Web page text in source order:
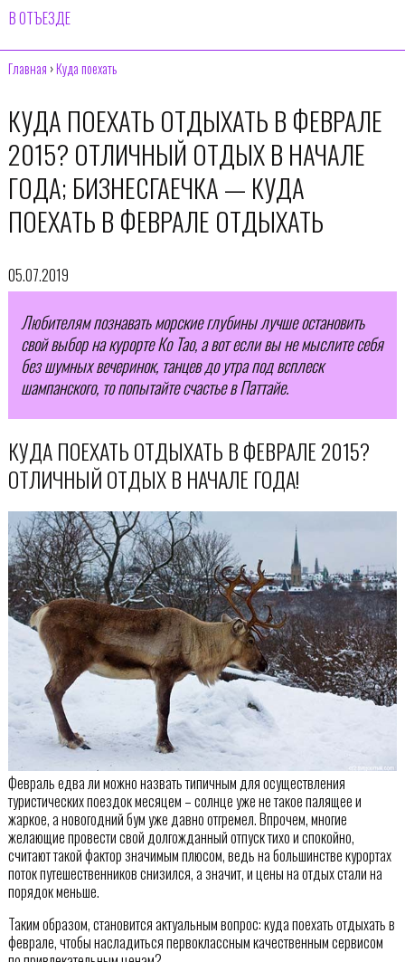
В ОТЪЕЗДЕ
Главная ›Куда поехать
КУДА ПОЕХАТЬ ОТДЫХАТЬ В ФЕВРАЛЕ
2015? ОТЛИЧНЫЙ ОТДЫХ В НАЧАЛЕ
ГОДА; БИЗНЕСГАЕЧКА — КУДА
ПОЕХАТЬ В ФЕВРАЛЕ ОТДЫХАТЬ
05.07.2019
Любителям познавать морские глубины лучше остановить
свой выбор на курорте Ко Тао, а вот если вы не мыслите себя
без шумных вечеринок, танцев до утра под всплеск
шампанского, то попытайте счастье в Паттайе.
КУДА ПОЕХАТЬ ОТДЫХАТЬ В ФЕВРАЛЕ 2015?
ОТЛИЧНЫЙ ОТДЫХ В НАЧАЛЕ ГОДА!
Февраль едва ли можно назвать типичным для осуществления
туристических поездок месяцем – солнце уже не такое палящее и
жаркое, а новогодний бум уже давно отгремел. Впрочем, многие
желающие провести свой долгожданный отпуск тихо и спокойно,
считают такой фактор значимым плюсом, ведь на большинстве курортах
поток путешественников снизился, а значит, и цены на отдых стали на
порядок меньше.
Таким образом, становится актуальным вопрос: куда поехать отдыхать в
феврале, чтобы насладиться первоклассным качественным сервисом